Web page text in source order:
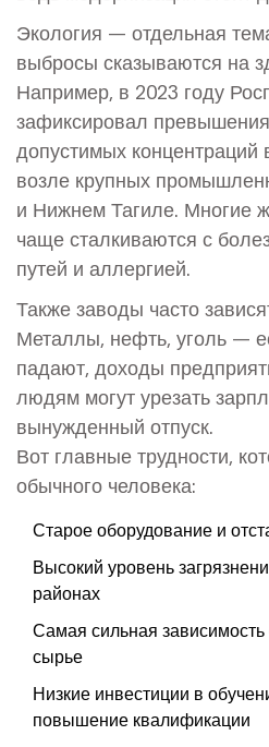
Экология — отдельная
выбросы сказываются на
Например, в 2023 году
зафиксировал
допустимых
возле крупных
и Нижнем Тагиле. Многие
чаще сталкиваются с
путей и аллергией.
Также заводы часто
Металлы, нефть, уголь —
падают, доходы
людям могут урезать
вынужденный отпуск.
Вот главные трудности,
обычного человека:
Старое оборудование и
Высокий уровень
районах
Самая сильная
сырье
Низкие инвестиции в
повышение квалификации